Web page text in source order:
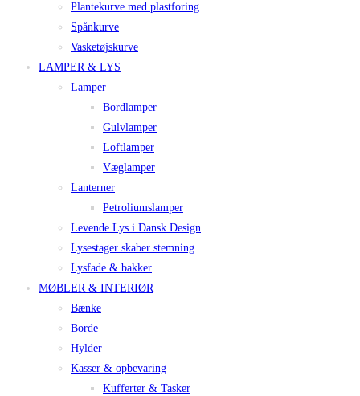
Plantekurve med plastforing
Spånkurve
Vasketøjskurve
LAMPER & LYS
Lamper
Bordlamper
Gulvlamper
Loftlamper
Væglamper
Lanterner
Petroliumslamper
Levende Lys i Dansk Design
Lysestager skaber stemning
Lysfade & bakker
MØBLER & INTERIØR
Bænke
Borde
Hylder
Kasser & opbevaring
Kufferter & Tasker